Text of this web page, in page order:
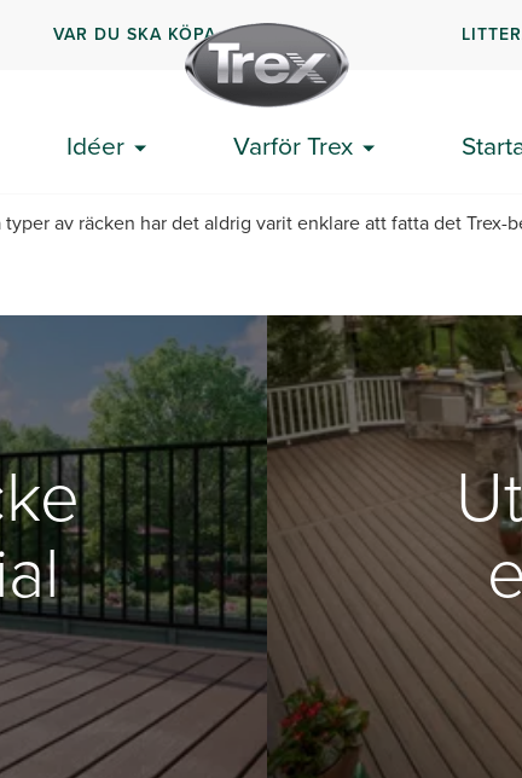
VAR DU SKA KÖPA
Idéer Varför Trex
Trex® terrass räcke
av räcken har det aldrig varit enklare att fatta det Trex-